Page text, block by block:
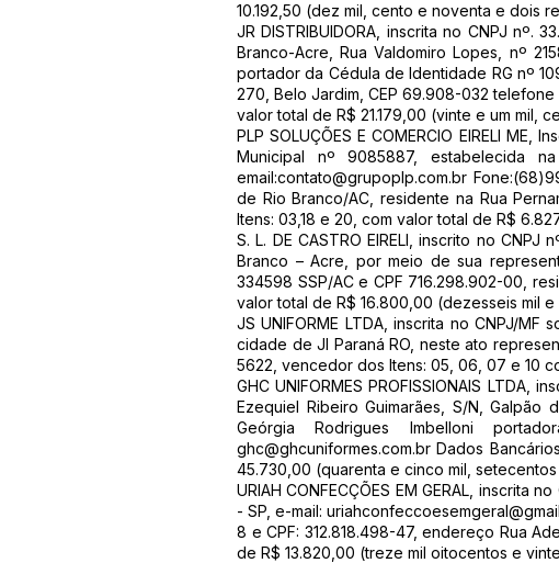
10.192,50 (dez mil, cento e noventa e dois
JR DISTRIBUIDORA, inscrita no CNPJ nº.
Branco-Acre, Rua Valdomiro Lopes, nº
portador da Cédula de Identidade RG nº
270, Belo Jardim, CEP 69.908-032
valor total de R$ 21.179,00 (vinte e um mil,
PLP SOLUÇÕES E COMERCIO EIRELI
Municipal nº 9085887, estabelecida
email:contato@grupoplp.com.br
de Rio Branco/AC, residente na Rua
Itens: 03,18 e 20, com valor total de R$
S. L. DE CASTRO EIRELI, inscrito no
Branco – Acre, por meio de sua
334598 SSP/AC e CPF 716.298.902-00,
valor total de R$ 16.800,00 (dezesseis mil
JS UNIFORME LTDA, inscrita no CNPJ/
cidade de JI Paraná RO, neste ato
5622, vencedor dos Itens: 05, 06, 07 e 10
GHC UNIFORMES PROFISSIONAIS
Ezequiel Ribeiro Guimarães, S/N, Galpão
Geórgia Rodrigues Imbelloni
ghc@ghcuniformes.com.br Dados
45.730,00 (quarenta e cinco mil,
URIAH CONFECÇÕES EM GERAL, inscrita
- SP, e-mail:
8 e CPF: 312.818.498-47, endereço Rua
de R$ 13.820,00 (treze mil oitocentos e